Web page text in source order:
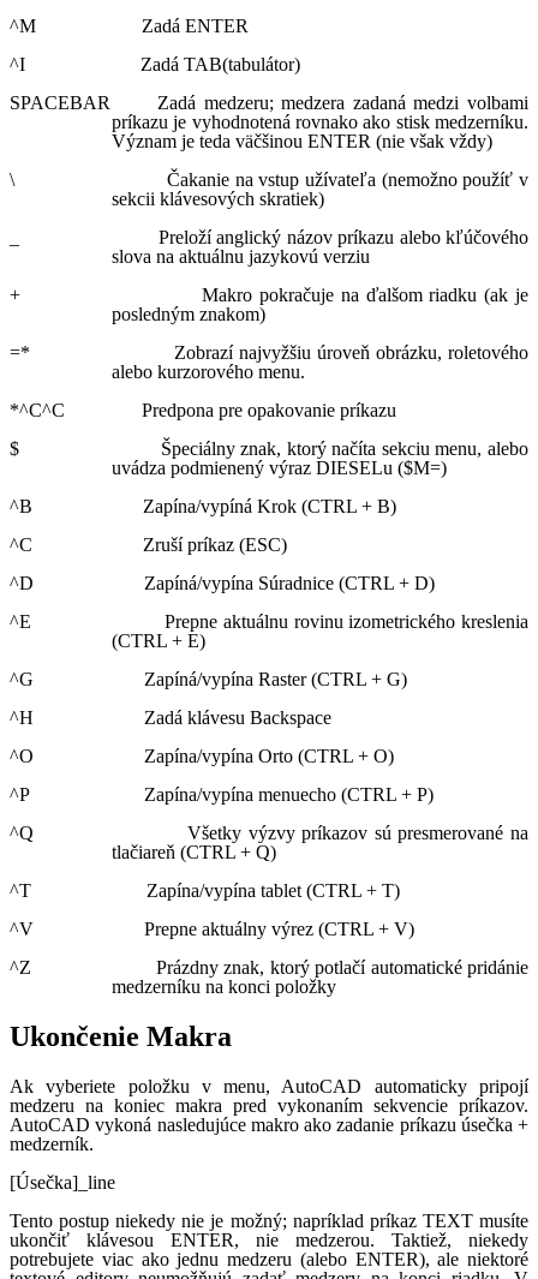
^M Zadá ENTER
^I Zadá TAB(tabulátor)
SPACEBAR Zadá medzeru; medzera zadaná medzi volbami
príkazu je vyhodnotená rovnako ako stisk medzerníku.
Význam je teda väčšinou ENTER (nie však vždy)
\ Čakanie na vstup užívateľa (nemožno použíť v
sekcii klávesových skratiek)
_ Preloží anglický názov príkazu alebo kľúčového
slova na aktuálnu jazykovú verziu
+ Makro pokračuje na ďalšom riadku (ak je
posledným znakom)
=* Zobrazí najvyžšiu úroveň obrázku, roletového
alebo kurzorového menu.
*^C^C Predpona pre opakovanie príkazu
$ Špeciálny znak, ktorý načíta sekciu menu, alebo
uvádza podmienený výraz DIESELu ($M=)
^B Zapína/vypíná Krok (CTRL + B)
^C Zruší príkaz (ESC)
^D Zapíná/vypína Súradnice (CTRL + D)
^E Prepne aktuálnu rovinu izometrického kreslenia
(CTRL + E)
^G Zapíná/vypína Raster (CTRL + G)
^H Zadá klávesu Backspace
^O Zapína/vypína Orto (CTRL + O)
^P Zapína/vypína menuecho (CTRL + P)
^Q Všetky výzvy príkazov sú presmerované na
tlačiareň (CTRL + Q)
^T Zapína/vypína tablet (CTRL + T)
^V Prepne aktuálny výrez (CTRL + V)
^Z Prázdny znak, ktorý potlačí automatické pridánie
medzerníku na konci položky
Ukončenie Makra
Ak vyberiete položku v menu, AutoCAD automaticky pripojí
medzeru na koniec makra pred vykonaním sekvencie príkazov.
AutoCAD vykoná nasledujúce makro ako zadanie príkazu úsečka +
medzerník.
[Úsečka]_line
Tento postup niekedy nie je možný; napríklad príkaz TEXT musíte
ukončiť klávesou ENTER, nie medzerou. Taktiež, niekedy
potrebujete viac ako jednu medzeru (alebo ENTER), ale niektoré